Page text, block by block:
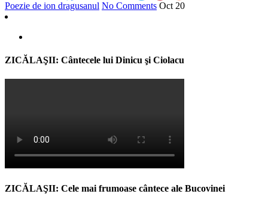
Poezie de ion dragusanul No Comments Oct 20
ZICĂLAŞII: Cântecele lui Dinicu şi Ciolacu
ZICĂLAŞII: Cele mai frumoase cântece ale Bucovinei